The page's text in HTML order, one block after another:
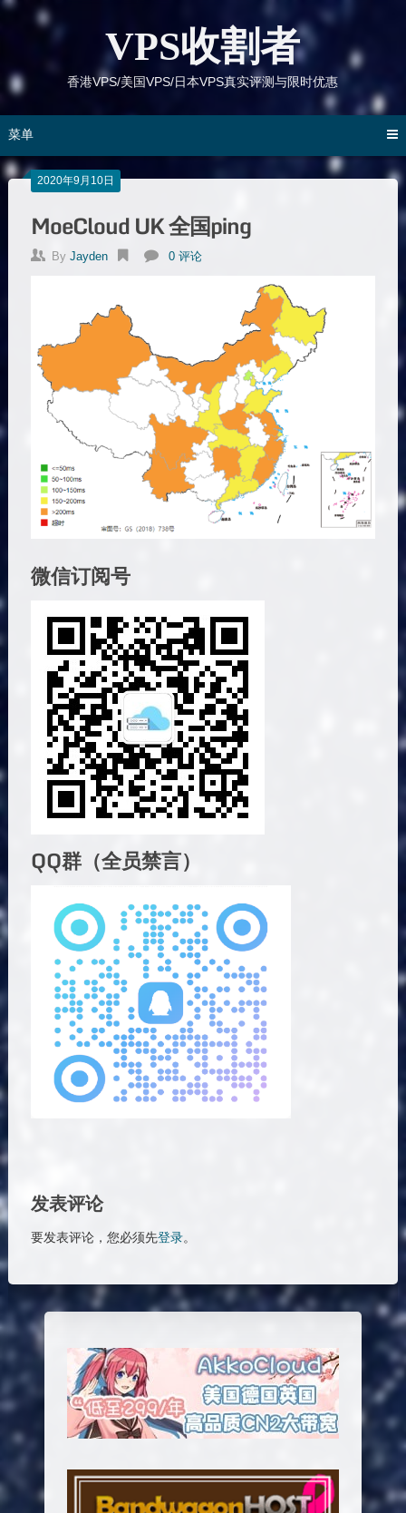
跳
容
VPS收割者
香港VPS/美国VPS/日本VPS真实评测与限时优惠
菜单
2020年9月10日
MoeCloud UK 全国ping
By Jayden 0 评论
微信订阅号
QQ群（全员禁言）
发表评论
要发表评论，您必须先登录。